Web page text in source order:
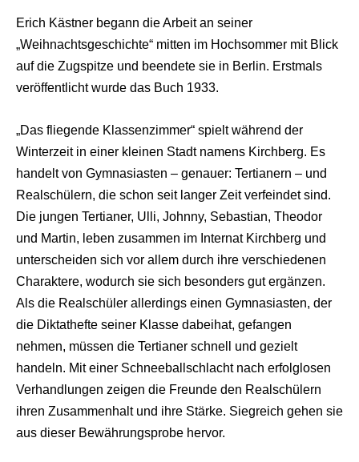
Erich Kästner begann die Arbeit an seiner
„Weihnachtsgeschichte“ mitten im Hochsommer mit Blick
auf die Zugspitze und beendete sie in Berlin. Erstmals
veröffentlicht wurde das Buch 1933.
„Das fliegende Klassenzimmer“ spielt während der
Winterzeit in einer kleinen Stadt namens Kirchberg. Es
handelt von Gymnasiasten – genauer: Tertianern – und
Realschülern, die schon seit langer Zeit verfeindet sind.
Die jungen Tertianer, Ulli, Johnny, Sebastian, Theodor
und Martin, leben zusammen im Internat Kirchberg und
unterscheiden sich vor allem durch ihre verschiedenen
Charaktere, wodurch sie sich besonders gut ergänzen.
Als die Realschüler allerdings einen Gymnasiasten, der
die Diktathefte seiner Klasse dabeihat, gefangen
nehmen, müssen die Tertianer schnell und gezielt
handeln. Mit einer Schneeballschlacht nach erfolglosen
Verhandlungen zeigen die Freunde den Realschülern
ihren Zusammenhalt und ihre Stärke. Siegreich gehen sie
aus dieser Bewährungsprobe hervor.